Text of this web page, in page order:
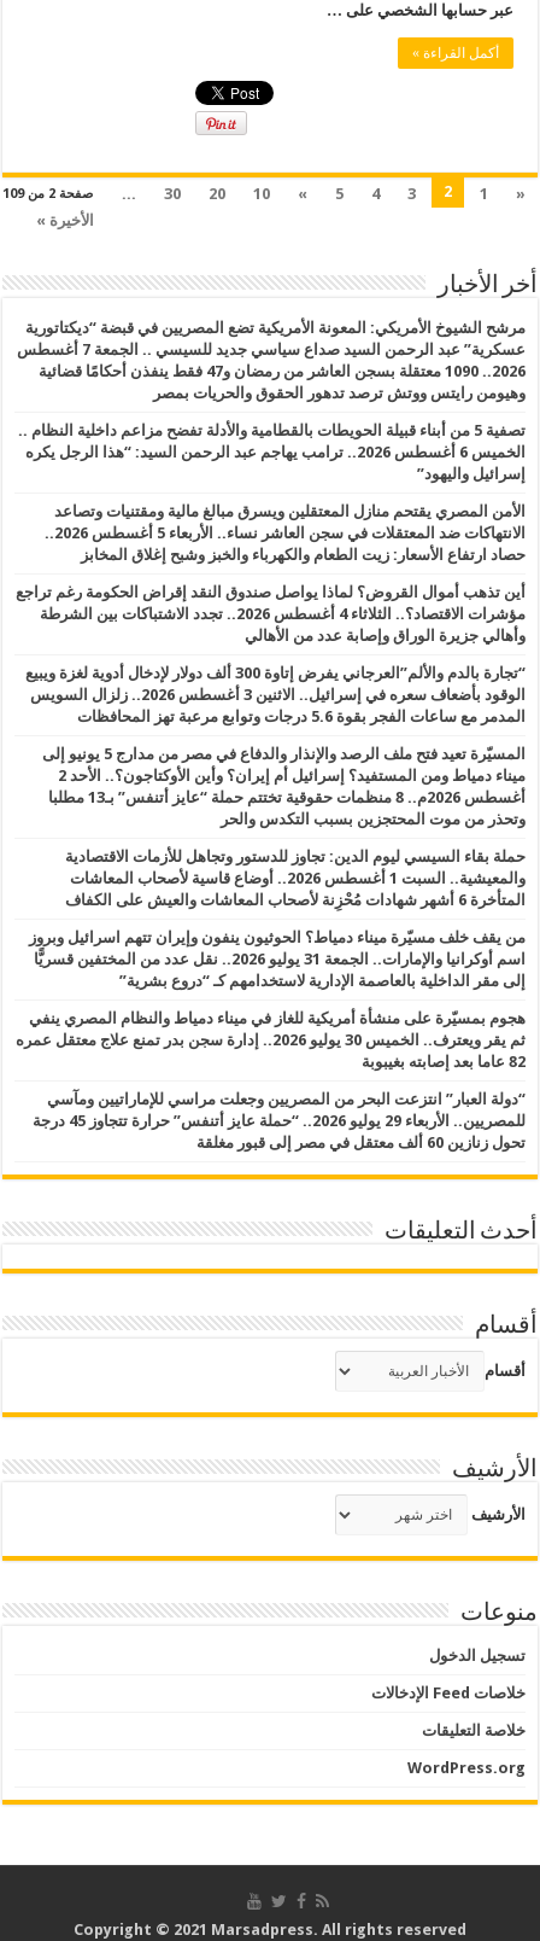
عبر حسابها الشخصي على …
أكمل القراءة »
صفحة 2 من 109 «
1
2
3
4
5
»
10
20
30
...
الأخيرة »
أخر الأخبار
مرشح الشيوخ الأمريكي: المعونة الأمريكية تضع المصريين في قبضة “ديكتاتورية
عسكرية” عبد الرحمن السيد صداع سياسي جديد للسيسي .. الجمعة 7 أغسطس
2026.. 1090 معتقلة بسجن العاشر من رمضان و47 فقط ينفذن أحكامًا قضائية
وهيومن رايتس ووتش ترصد تدهور الحقوق والحريات بمصر
تصفية 5 من أبناء قبيلة الحويطات بالقطامية والأدلة تفضح مزاعم داخلية النظام ..
الخميس 6 أغسطس 2026.. ترامب يهاجم عبد الرحمن السيد: “هذا الرجل يكره
إسرائيل واليهود”
الأمن المصري يقتحم منازل المعتقلين ويسرق مبالغ مالية ومقتنيات وتصاعد
الانتهاكات ضد المعتقلات في سجن العاشر نساء.. الأربعاء 5 أغسطس 2026..
حصاد ارتفاع الأسعار: زيت الطعام والكهرباء والخبز وشبح إغلاق المخابز
أين تذهب أموال القروض؟ لماذا يواصل صندوق النقد إقراض الحكومة رغم تراجع
مؤشرات الاقتصاد؟.. الثلاثاء 4 أغسطس 2026.. تجدد الاشتباكات بين الشرطة
وأهالي جزيرة الوراق وإصابة عدد من الأهالي
“تجارة بالدم والألم”العرجاني يفرض إتاوة 300 ألف دولار لإدخال أدوية لغزة ويبيع
الوقود بأضعاف سعره في إسرائيل.. الاثنين 3 أغسطس 2026.. زلزال السويس
المدمر مع ساعات الفجر بقوة 5.6 درجات وتوابع مرعبة تهز المحافظات
المسيّرة تعيد فتح ملف الرصد والإنذار والدفاع في مصر من مدارج 5 يونيو إلى
ميناء دمياط ومن المستفيد؟ إسرائيل أم إيران؟ وأين الأوكتاجون؟.. الأحد 2
أغسطس 2026م.. 8 منظمات حقوقية تختتم حملة “عايز أتنفس” بـ13 مطلبا
وتحذر من موت المحتجزين بسبب التكدس والحر
حملة بقاء السيسي ليوم الدين: تجاوز للدستور وتجاهل للأزمات الاقتصادية
والمعيشية.. السبت 1 أغسطس 2026.. أوضاع قاسية لأصحاب المعاشات
المتأخرة 6 أشهر شهادات مُحْزِنة لأصحاب المعاشات والعيش على الكفاف
من يقف خلف مسيّرة ميناء دمياط؟ الحوثيون ينفون وإيران تتهم اسرائيل وبروز
اسم أوكرانيا والإمارات.. الجمعة 31 يوليو 2026.. نقل عدد من المختفين قسريًّا
إلى مقر الداخلية بالعاصمة الإدارية لاستخدامهم كـ “دروع بشرية”
هجوم بمسيّرة على منشأة أمريكية للغاز في ميناء دمياط والنظام المصري ينفي
ثم يقر ويعترف.. الخميس 30 يوليو 2026.. إدارة سجن بدر تمنع علاج معتقل عمره
82 عاما بعد إصابته بغيبوبة
“دولة العبار” انتزعت البحر من المصريين وجعلت مراسي للإماراتيين ومآسي
للمصريين.. الأربعاء 29 يوليو 2026.. “حملة عايز أتنفس” حرارة تتجاوز 45 درجة
تحول زنازين 60 ألف معتقل في مصر إلى قبور مغلقة
أحدث التعليقات
أقسام
أقسام
الأرشيف
الأرشيف
منوعات
تسجيل الدخول
خلاصات Feed الإدخالات
خلاصة التعليقات
WordPress.org
Copyright © 2021 Marsadpress. All rights reserved